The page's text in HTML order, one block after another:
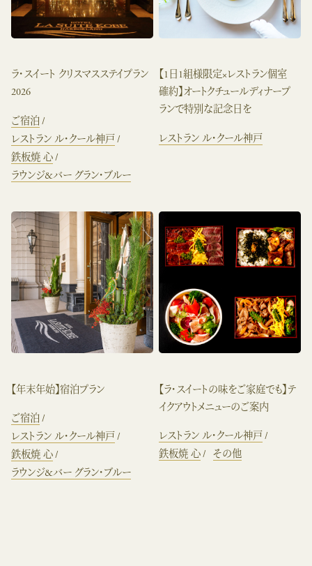
ラ・スイート クリスマスステイプラン
2026
ご宿泊
レストラン ル・クール神戸
鉄板焼 心
ラウンジ&バー グラン・ブルー
【1日1組様限定×レストラン個室
確約】オートクチュールディナープ
ランで特別な記念日を
レストラン ル・クール神戸
【年末年始】宿泊プラン
ご宿泊
レストラン ル・クール神戸
鉄板焼 心
ラウンジ&バー グラン・ブルー
【ラ・スイートの味をご家庭でも】テ
イクアウトメニューのご案内
レストラン ル・クール神戸
鉄板焼 心
その他